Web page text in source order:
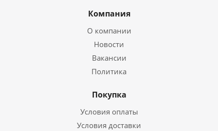
Компания
О компании
Новости
Вакансии
Политика
Покупка
Условия оплаты
Условия доставки